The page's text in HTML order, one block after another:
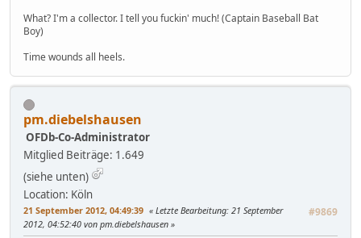
What? I'm a collector. I tell you fuckin' much! (Captain Baseball Bat
Boy)
Time wounds all heels.
pm.diebelshausen
OFDb-Co-Administrator
Mitglied Beiträge: 1.649
(siehe unten)
Location: Köln
21 September 2012, 04:49:39 #9869
Letzte Bearbeitung: 21 September
2012, 04:52:40 von pm.diebelshausen